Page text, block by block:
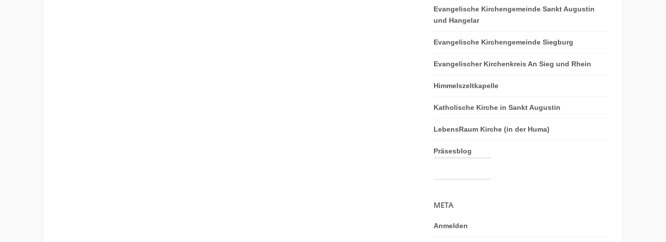
Evangelische Kirchengemeinde Sankt Augustin
und Hangelar
Evangelische Kirchengemeinde Siegburg
Evangelischer Kirchenkreis An Sieg und Rhein
Himmelszeltkapelle
Katholische Kirche in Sankt Augustin
LebensRaum Kirche (in der Huma)
Präsesblog
META
Anmelden